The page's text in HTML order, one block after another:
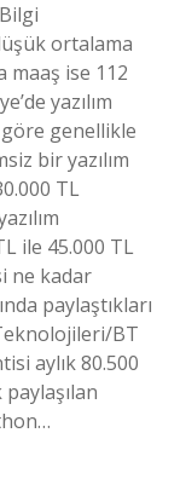
ortalama
maaş ise 112
yazılım
genellikle
bir yazılım
TL
ile 45.000 TL
ne kadar
paylaştıkları
BT
aylık 80.500
paylaşılan